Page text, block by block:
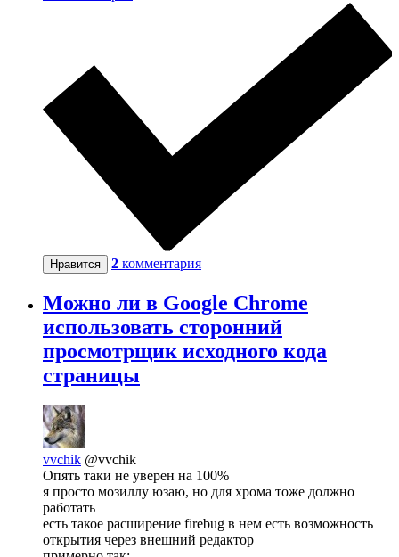
Нравится 2 комментария
Можно ли в Google Chrome
использовать сторонний
просмотрщик исходного кода
страницы
vvchik @vvchik
Опять таки не уверен на 100%
я просто мозиллу юзаю, но для хрома тоже должно
работать
есть такое расширение firebug в нем есть возможность
открытия через внешний редактор